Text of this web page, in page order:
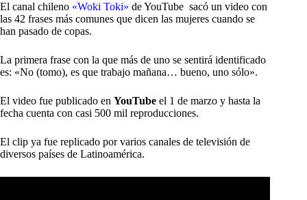
El canal chileno «Woki Toki» de YouTube sacó un video con
las 42 frases más comunes que dicen las mujeres cuando se
han pasado de copas.
La primera frase con la que más de uno se sentirá identificado
es: «No (tomo), es que trabajo mañana… bueno, uno sólo».
El video fue publicado en YouTube el 1 de marzo y hasta la
fecha cuenta con casi 500 mil reproducciones.
El clip ya fue replicado por varios canales de televisión de
diversos países de Latinoamérica.